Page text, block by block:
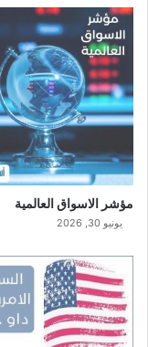
مؤشر الاسواق العالمية
يونيو 30, 2026